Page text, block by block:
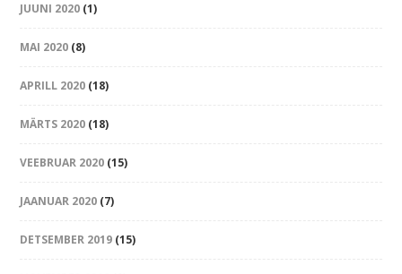
JUUNI 2020 (1)
MAI 2020 (8)
APRILL 2020 (18)
MÄRTS 2020 (18)
VEEBRUAR 2020 (15)
JAANUAR 2020 (7)
DETSEMBER 2019 (15)